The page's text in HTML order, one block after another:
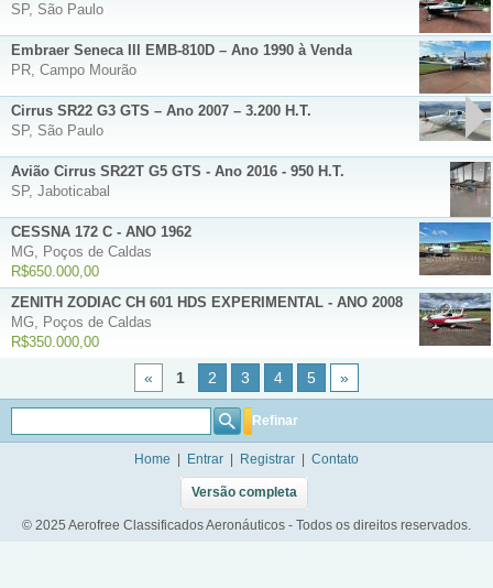
SP, São Paulo
Embraer Seneca III EMB-810D – Ano 1990 à Venda
PR, Campo Mourão
Cirrus SR22 G3 GTS – Ano 2007 – 3.200 H.T.
SP, São Paulo
Avião Cirrus SR22T G5 GTS - Ano 2016 - 950 H.T.
SP, Jaboticabal
CESSNA 172 C - ANO 1962
MG, Poços de Caldas
R$650.000,00
ZENITH ZODIAC CH 601 HDS EXPERIMENTAL - ANO 2008
MG, Poços de Caldas
R$350.000,00
« 1 2 3 4 5 »
Refinar
Home Entrar Registrar Contato
Versão completa
© 2025 Aerofree Classificados Aeronáuticos - Todos os direitos reservados.